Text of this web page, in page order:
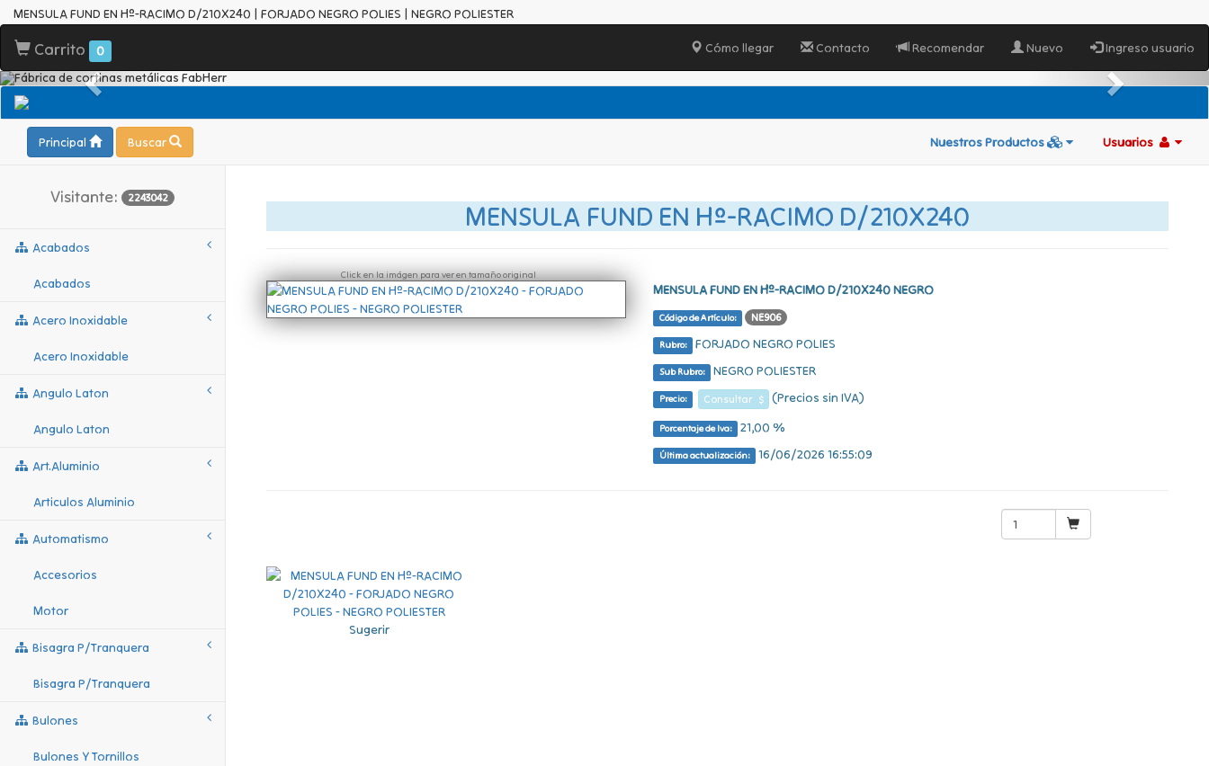
MENSULA FUND EN Hº-RACIMO D/210X240 | FORJADO NEGRO POLIES | NEGRO POLIESTER
Carrito 0 Cómo llegar Contacto Recomendar Nuevo Ingreso usuario
Principal Buscar Nuestros Productos Usuarios
Visitante: 2243042
Acabados
Acabados
Acero Inoxidable
Acero Inoxidable
Angulo Laton
Angulo Laton
Art.aluminio
Articulos Aluminio
Automatismo
Accesorios
Motor
Bisagra P/tranquera
Bisagra P/tranquera
Bulones
Bulones Y Tornillos
MENSULA FUND EN Hº-RACIMO D/210X240
Click en la imágen para ver en tamaño original
MENSULA FUND EN Hº-RACIMO D/210X240 NEGRO
Código de Artículo: NE906
Rubro: FORJADO NEGRO POLIES
Sub Rubro: NEGRO POLIESTER
Precio: Consultar $ (Precios sin IVA)
Porcentaje de Iva: 21,00 %
Última actualización: 16/06/2026 16:55:09
Sugerir